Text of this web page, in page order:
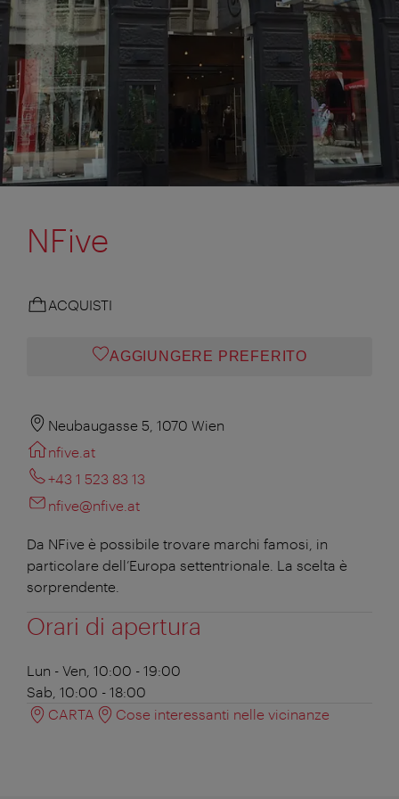
NFive
ACQUISTI
AGGIUNGERE PREFERITO
Neubaugasse 5, 1070 Wien
nfive.at
+43 1 523 83 13
nfive@nfive.at
Da NFive è possibile trovare marchi famosi, in
particolare dell’Europa settentrionale. La scelta è
sorprendente.
Orari di apertura
Lun - Ven, 10:00 - 19:00
Sab, 10:00 - 18:00
CARTA
Cose interessanti nelle vicinanze